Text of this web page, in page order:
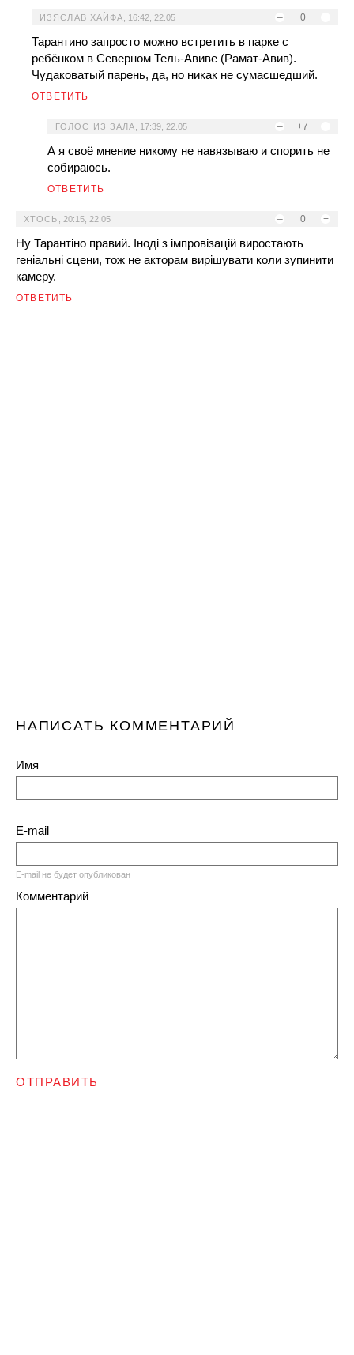
– 0 +
ИЗЯСЛАВ ХАЙФА 16:42, 22.05
Тарантино запросто можно встретить в парке с
ребёнком в Северном Тель-Авиве (Рамат-Авив).
Чудаковатый парень, да, но никак не сумасшедший.
ОТВЕТИТЬ
– +7 +
ГОЛОС ИЗ ЗАЛА 17:39, 22.05
А я своё мнение никому не навязываю и спорить не
собираюсь.
ОТВЕТИТЬ
– 0 +
ХТОСЬ 20:15, 22.05
Ну Тарантіно правий. Іноді з імпровізацій виростають
геніальні сцени, тож не акторам вирішувати коли зупинити
камеру.
ОТВЕТИТЬ
НАПИСАТЬ КОММЕНТАРИЙ
Имя
E-mail
E-mail не будет опубликован
Комментарий
ОТПРАВИТЬ